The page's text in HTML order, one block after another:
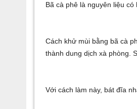
Bã cà phê là nguyên liệu
Cách khử mùi bằng bã cà
thành dung dịch xà phòng.
Với cách làm này, bát đĩa